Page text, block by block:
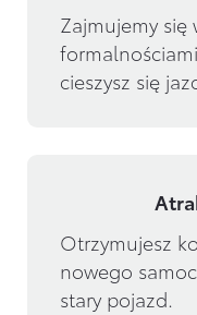
Zajmujemy się
cieszysz się
Otrzymujesz
nowego
stary pojazd.